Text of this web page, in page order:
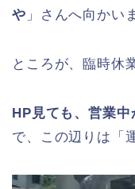
や 」さんへ向かい
ところが、臨時休
HP見ても、営業
で、この辺りは「